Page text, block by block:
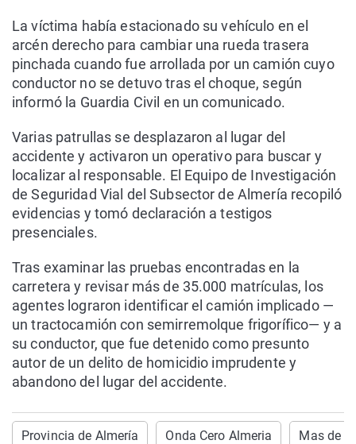
La víctima había estacionado su vehículo en el
arcén derecho para cambiar una rueda trasera
pinchada cuando fue arrollada por un camión cuyo
conductor no se detuvo tras el choque, según
informó la Guardia Civil en un comunicado.
Varias patrullas se desplazaron al lugar del
accidente y activaron un operativo para buscar y
localizar al responsable. El Equipo de Investigación
de Seguridad Vial del Subsector de Almería recopiló
evidencias y tomó declaración a testigos
presenciales.
Tras examinar las pruebas encontradas en la
carretera y revisar más de 35.000 matrículas, los
agentes lograron identificar el camión implicado —
un tractocamión con semirremolque frigorífico— y a
su conductor, que fue detenido como presunto
autor de un delito de homicidio imprudente y
abandono del lugar del accidente.
Provincia de Almería Onda Cero Almeria Mas de